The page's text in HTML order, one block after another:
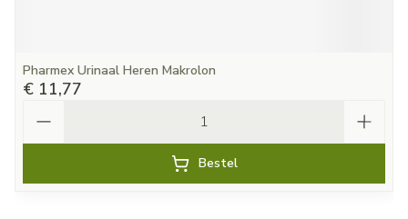
Pharmex Urinaal Heren Makrolon
€ 11,77
Bestel